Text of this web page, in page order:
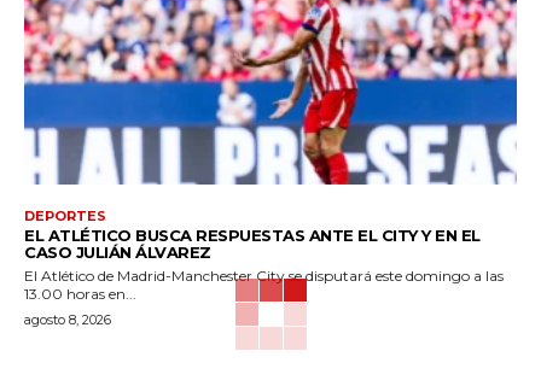
DEPORTES
EL ATLÉTICO BUSCA RESPUESTAS ANTE EL CITY Y EN EL
CASO JULIÁN ÁLVAREZ
El Atlético de Madrid-Manchester City se disputará este domingo a las
13.00 horas en...
agosto 8, 2026